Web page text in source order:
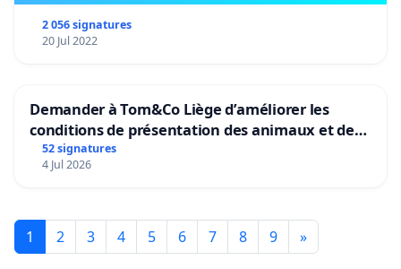
2 056 signatures
20 Jul 2022
Demander à Tom&Co Liège d’améliorer les
conditions de présentation des animaux et de
mettre fin à la vente d’animaux en magasin
52 signatures
4 Jul 2026
1 2 3 4 5 6 7 8 9 »